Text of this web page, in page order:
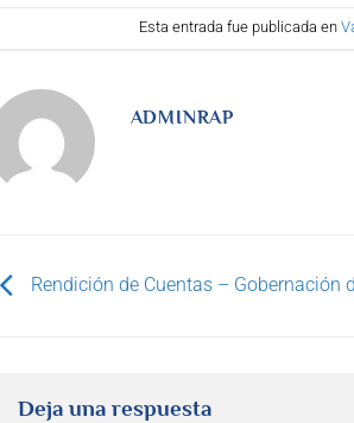
Esta entrada fue publicada en
ADMINRAP
Rendición de Cuentas – Gobernación
Deja una respuesta